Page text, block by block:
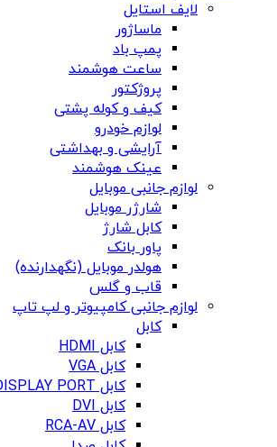
لایف استایل
ماساژور
پمپ باد
ساعت هوشمند
پروژکتور
کیف و کوله پشتی
لوازم خودرو
آرایشی و بهداشتی
عینک هوشمند
لوازم جانبی موبایل
شارژر موبایل
کابل شارژ
پاور بانک
هولدر موبایل (نگهدارنده)
قاب و گلس
لوازم جانبی کامپیوتر و لپ تاپ
کابل
کابل HDMI
کابل VGA
کابل DISPLAY PORT
کابل DVI
کابل RCA-AV